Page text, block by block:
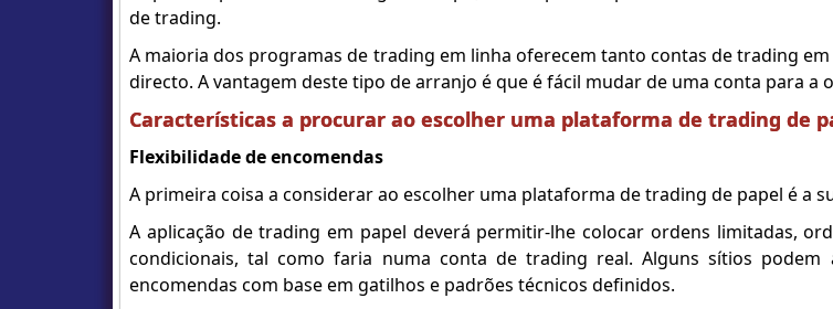
de trading.
A maioria dos programas de trading em linha oferecem tanto contas de trading
directo. A vantagem deste tipo de arranjo é que é fácil mudar de uma conta para a
Características a procurar ao escolher uma plataforma de trading de
Flexibilidade de encomendas
A primeira coisa a considerar ao escolher uma plataforma de trading de papel é a
A aplicação de trading em papel deverá permitir-lhe colocar ordens limitadas,
condicionais, tal como faria numa conta de trading real. Alguns sítios
encomendas com base em gatilhos e padrões técnicos definidos.